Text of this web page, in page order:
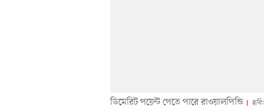
ডিমেরিট পয়েন্ট পেতে পারে রাওয়ালপিন্ডি